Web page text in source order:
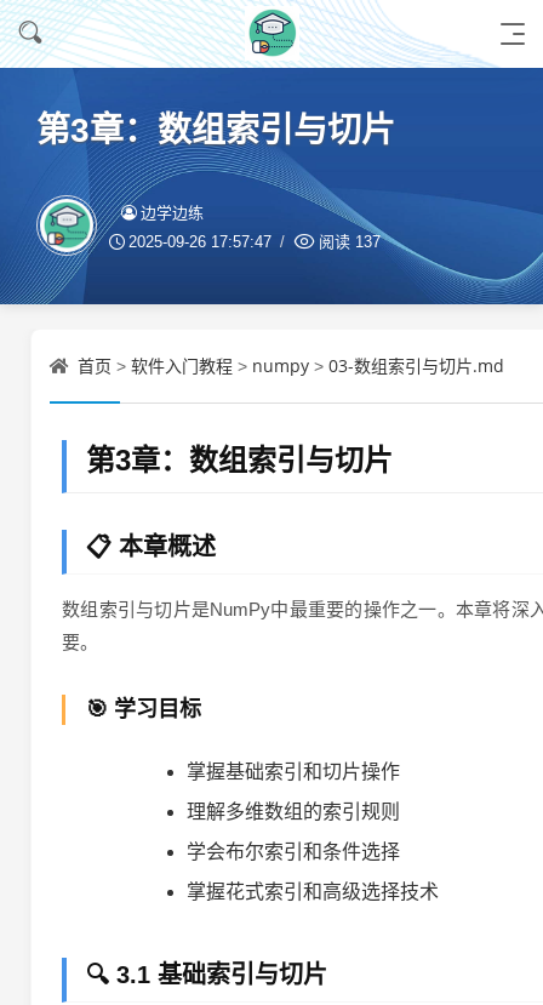
第3章：数组索引与切片
边学边练
2025-09-26 17:57:47 阅读 137
首页 > 软件入门教程 > numpy > 03-数组索引与切片.md
第3章：数组索引与切片
📋 本章概述
数组索引与切片是NumPy中最重要的操作之一。本章将
要。
🎯 学习目标
掌握基础索引和切片操作
理解多维数组的索引规则
学会布尔索引和条件选择
掌握花式索引和高级选择技术
🔍 3.1 基础索引与切片